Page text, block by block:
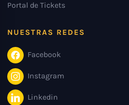
Portal de Tickets
NUESTRAS REDES
Facebook
Instagram
Linkedin